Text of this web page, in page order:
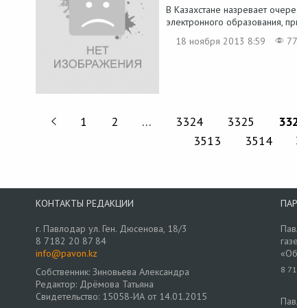
В Казахстане назревает
электронного образования,
18 ноября 2013 8:59
1 2 … 3324 3325
3513
3514
КОНТАКТЫ РЕДАКЦИИ
г. Павлодар ул. Ген. Дюсенова, 18/3
8 7182 20 87 84
info@pavon.kz
Собственник: Зиновьева Александра
Редактор: Дрёмова Татьяна
Свидетельство: 15058-ИА от 14.01.2015
8